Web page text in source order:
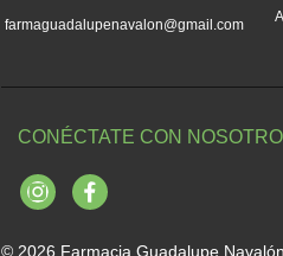
farmaguadalupenavalon@gmail.com
CONÉCTATE CON
InstagramFacebook
© 2026 Farmacia Guadalupe Navalón